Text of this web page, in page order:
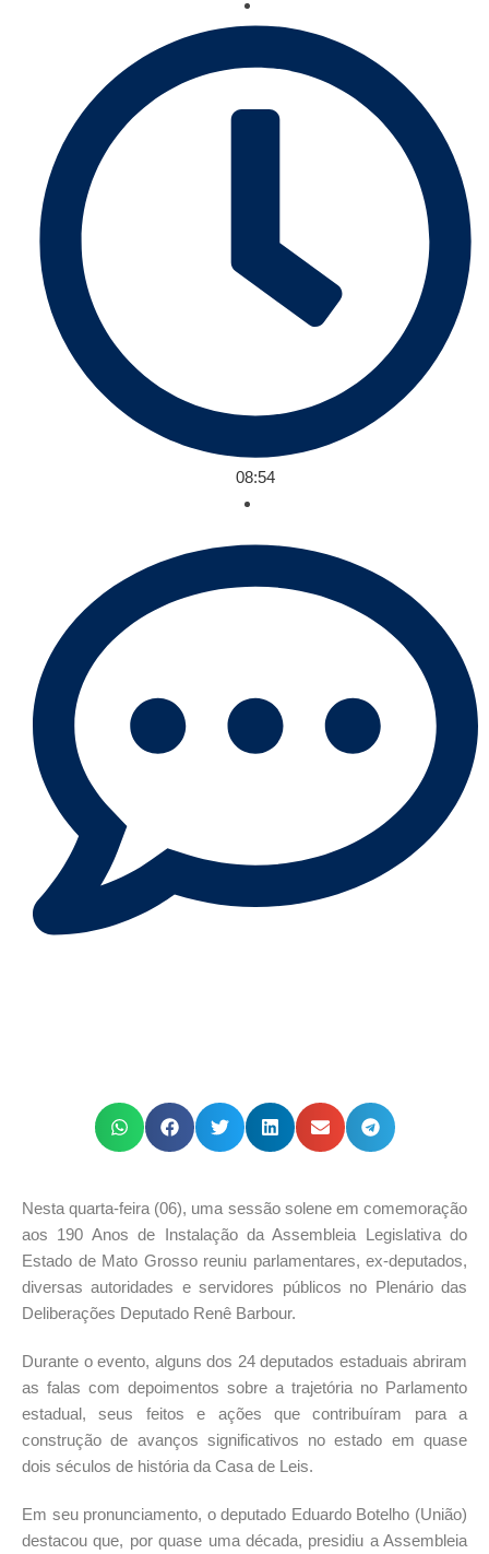
08:54
Nesta quarta-feira (06), uma sessão solene em comemoração
aos 190 Anos de Instalação da Assembleia Legislativa do
Estado de Mato Grosso reuniu parlamentares, ex-deputados,
diversas autoridades e servidores públicos no Plenário das
Deliberações Deputado Renê Barbour.
Durante o evento, alguns dos 24 deputados estaduais abriram
as falas com depoimentos sobre a trajetória no Parlamento
estadual, seus feitos e ações que contribuíram para a
construção de avanços significativos no estado em quase
dois séculos de história da Casa de Leis.
Em seu pronunciamento, o deputado Eduardo Botelho (União)
destacou que, por quase uma década, presidiu a Assembleia